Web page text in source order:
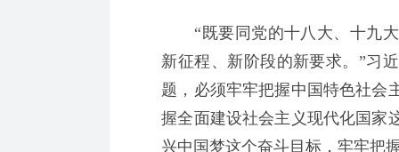
“既要同党的十八大、十九大
新征程、新阶段的新要求。”习
题，必须牢牢把握中国特色社会
握全面建设社会主义现代化国家
兴中国梦这个奋斗目标，牢牢把